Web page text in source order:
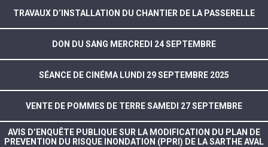
TRAVAUX D’INSTALLATION DU CHANTIER DE LA PASSERELLE
DON DU SANG MERCREDI 24 SEPTEMBRE
SÉANCE DE CINÉMA LUNDI 29 SEPTEMBRE 2025
VENTE DE POMMES DE TERRE SAMEDI 27 SEPTEMBRE
AVIS D’ENQUÊTE PUBLIQUE SUR LA MODIFICATION DU PLAN DE
PREVENTION DU RISQUE INONDATION (PPRI) DE LA SARTHE AVAL